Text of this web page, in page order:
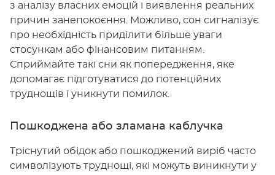
з аналізу власних емоцій і виявлення реальних
причин занепокоєння. Можливо, сон сигналізує
про необхідність приділити більше уваги
стосункам або фінансовим питанням.
Сприймайте такі сни як попередження, яке
допомагає підготуватися до потенційних
труднощів і уникнути помилок.
Пошкоджена або зламана каблучка
Тріснутий обідок або пошкоджений виріб часто
символізують труднощі, які можуть виникнути у